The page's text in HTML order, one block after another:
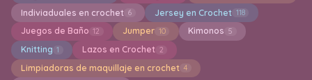
Indiviaduales en crochet 6 Jersey en Crochet 118
Juegos de Baño 12 Jumper 10 Kimonos 5
Knitting 1 Lazos en Crochet 2
Limpiadoras de maquillaje en crochet 4